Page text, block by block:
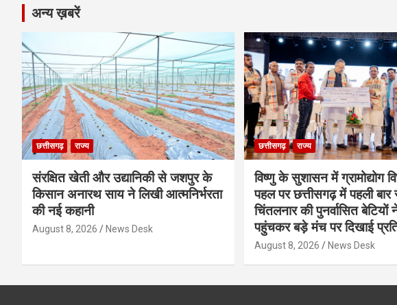
अन्य ख़बरें
छत्तीसगढ़ राज्य
संरक्षित खेती और उद्यानिकी से जशपुर के
किसान अनारथ साय ने लिखी आत्मनिर्भरता
की नई कहानी
August 8, 2026 News Desk
छत्तीसगढ़ राज्य
विष्णु के सुशासन में ग्रामोद्योग
पहल पर छत्तीसगढ़ में पहली
चिंतलनार की पुनर्वासित बेटियों
पहुंचकर बड़े मंच पर दिखाई
August 8, 2026 News Desk